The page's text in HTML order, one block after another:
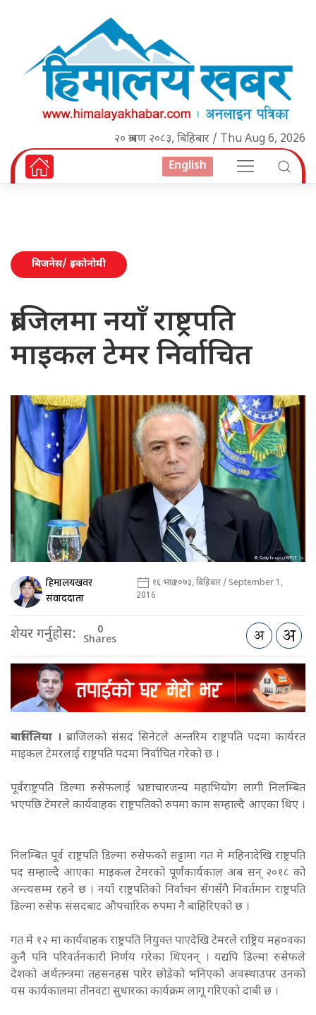
२० श्रावण २०८३, बिहिबार / Thu Aug 6, 2026
English
बिजनेस/ इकोनोमी
ब्राजिलमा नयाँ राष्ट्रपति
माइकल टेमर निर्वाचित
हिमालयखवर
संवाददाता
१६ भाद्र २०७३, बिहिबार / September 1,
2016
शेयर गर्नुहोस: 0
Shares
बार्सिलिया । ब्राजिलको संसद सिनेटले अन्तरिम राष्ट्रपति पदमा कार्यरत
माइकल टेमरलाई राष्ट्रपति पदमा निर्वाचित गरेको छ ।
पूर्वराष्ट्रपति डिल्मा रुसेफलाई भ्रष्टाचारजन्य महाभियोग लागी निलम्बित
भएपछि टेमरले कार्यवाहक राष्ट्रपतिको रुपमा काम सम्हाल्दै आएका थिए ।
निलम्बित पूर्व राष्ट्रपति डिल्मा रुसेफको सट्टामा गत मे महिनादेखि राष्ट्रपति
पद सम्हाल्दै आएका माइकल टेमरको पूर्णकार्यकाल अब सन् २०१८ को
अन्त्यसम्म रहने छ ।नयाँ राष्ट्रपतिको निर्वाचन सँगसँगै निवर्तमान राष्ट्रपति
डिल्मा रुसेफ संसदबाट औपचारिक रुपमा नै बाहिरिएको छ ।
गत मे १२ मा कार्यवाहक राष्ट्रपति नियुक्त पाएदेखि टेमरले राष्ट्रिय मह¤वका
कुनै पनि परिवर्तनकारी निर्णय गरेका थिएनन् ।यद्यपि डिल्मा रुसेफले
देशको अर्थतन्त्रमा तहसनहस पारेर छोडेको भनिएको अवस्थाउपर उनको
यस कार्यकालमा तीनवटा सुधारका कार्यक्रम लागू गरिएको दाबी छ ।